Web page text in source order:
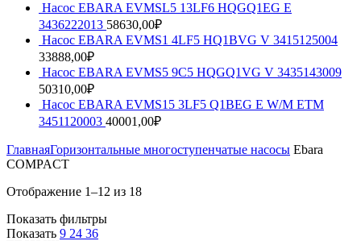
Насос EBARA EVMSL5 13LF6 HQGQ1EG E
3436222013 58630,00₽
Насос EBARA EVMS1 4LF5 HQ1BVG V 3415125004
33888,00₽
Насос EBARA EVMS5 9C5 HQGQ1VG V 3435143009
50310,00₽
Насос EBARA EVMS15 3LF5 Q1BEG E W/M ETM
3451120003 40001,00₽
ГлавнаяГоризонтальные многоступенчатые насосы Ebara
COMPACT
Отображение 1–12 из 18
Показать фильтры
Показать 9 24 36